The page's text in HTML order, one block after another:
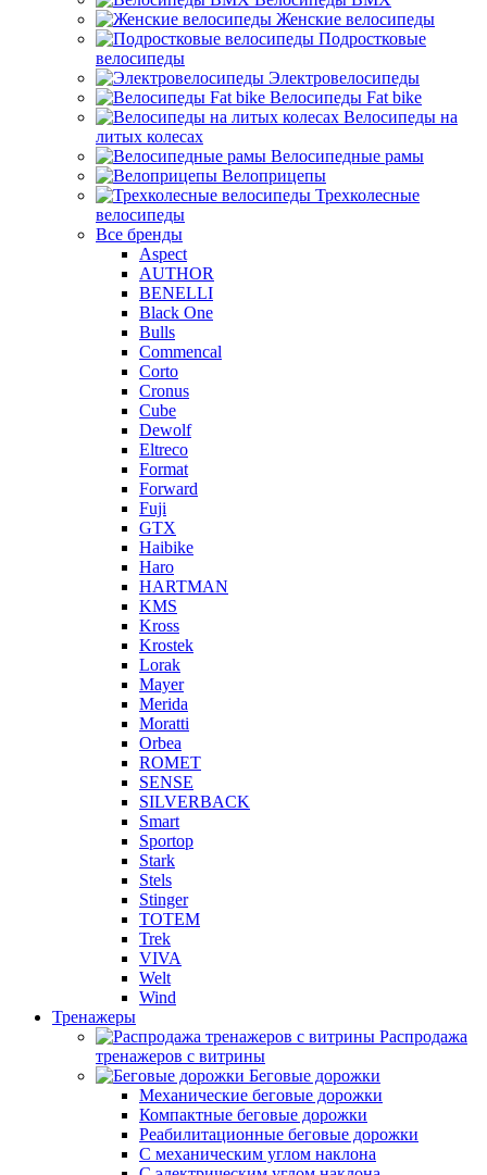
Женские велосипеды
Подростковые
велосипеды
Электровелосипеды
Велосипеды Fat bike
Велосипеды на
литых колесах
Велосипедные рамы
Велоприцепы
Трехколесные
велосипеды
Все бренды
Aspect
AUTHOR
BENELLI
Black One
Bulls
Commencal
Corto
Cronus
Cube
Dewolf
Eltreco
Format
Forward
Fuji
GTX
Haibike
Haro
HARTMAN
KMS
Kross
Krostek
Lorak
Mayer
Merida
Moratti
Orbea
ROMET
SENSE
SILVERBACK
Smart
Sportop
Stark
Stels
Stinger
TOTEM
Trek
VIVA
Welt
Wind
Тренажеры
Распродажа
тренажеров с витрины
Беговые дорожки
Механические беговые дорожки
Компактные беговые дорожки
Реабилитационные беговые дорожки
С механическим углом наклона